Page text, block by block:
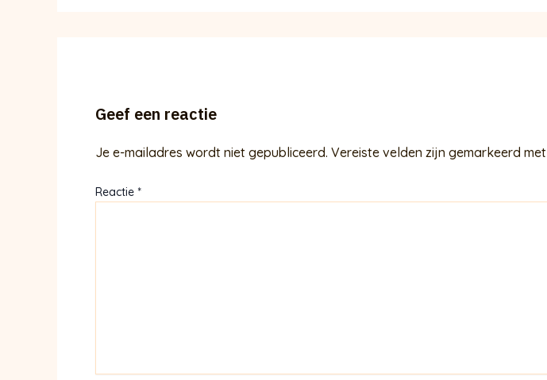
Geef een reactie
Je e-mailadres wordt niet gepubliceerd. Vereiste velden zijn gemarkeerd met
Reactie *